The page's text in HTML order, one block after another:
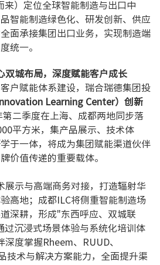
来）定位全球智能制造与出口中
智能制造绿色化、研发创新、供应
面承接集团出口业务，实现制造端
统一。
双城布局，深度赋能客户成长
户赋能体系建设，瑞合瑞德集团投
Learning Center）创新
第二季度在上海、成都两地同步落
平方米，集产品展示、技术体
于一体，将成为集团赋能渠道伙伴
价值传递的重要载体。
展示与高端商务对接，打造辐射华
高地；成都ILC将侧重智能制造场
深耕，形成"东西呼应、双城联
过沉浸式场景体验与系统化培训体
深度掌握Rheem、RUUD、
技术与解决方案能力，全面提升渠